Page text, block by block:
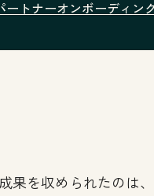
ートナーオンボーディン
果を収められたのは、